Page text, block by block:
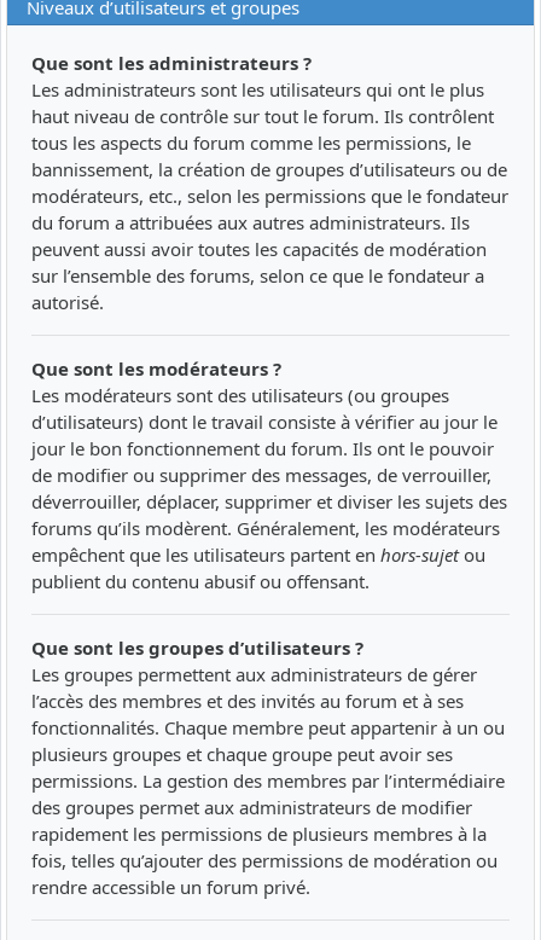
Niveaux d’utilisateurs et groupes
Que sont les administrateurs ?
Les administrateurs sont les utilisateurs qui ont le plus
haut niveau de contrôle sur tout le forum. Ils contrôlent
tous les aspects du forum comme les permissions, le
bannissement, la création de groupes d’utilisateurs ou de
modérateurs, etc., selon les permissions que le fondateur
du forum a attribuées aux autres administrateurs. Ils
peuvent aussi avoir toutes les capacités de modération
sur l’ensemble des forums, selon ce que le fondateur a
autorisé.
Que sont les modérateurs ?
Les modérateurs sont des utilisateurs (ou groupes
d’utilisateurs) dont le travail consiste à vérifier au jour le
jour le bon fonctionnement du forum. Ils ont le pouvoir
de modifier ou supprimer des messages, de verrouiller,
déverrouiller, déplacer, supprimer et diviser les sujets des
forums qu’ils modèrent. Généralement, les modérateurs
empêchent que les utilisateurs partent en hors-sujetou
publient du contenu abusif ou offensant.
Que sont les groupes d’utilisateurs ?
Les groupes permettent aux administrateurs de gérer
l’accès des membres et des invités au forum et à ses
fonctionnalités. Chaque membre peut appartenir à un ou
plusieurs groupes et chaque groupe peut avoir ses
permissions. La gestion des membres par l’intermédiaire
des groupes permet aux administrateurs de modifier
rapidement les permissions de plusieurs membres à la
fois, telles qu’ajouter des permissions de modération ou
rendre accessible un forum privé.